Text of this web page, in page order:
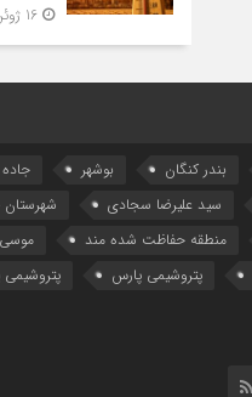
بندر کنگان بوشهر
سید علیرضا سجادی
منطقه حفاظت شده مند
پتروشیمی پارس